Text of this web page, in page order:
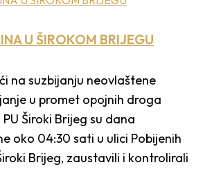
U ŠIROKOM BRIJEGU
na suzbijanju neovlaštene
u promet opojnih droga
Široki Brijeg su dana
oko 04:30 sati u ulici Pobijenih
Brijeg, zaustavili i kontrolirali